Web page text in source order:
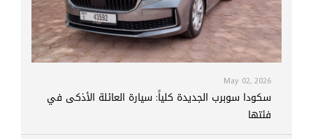
May 02, 2026
سكودا سوبرب الجديدة كلياً: سيارة العائلة الأذكى في
فئتها